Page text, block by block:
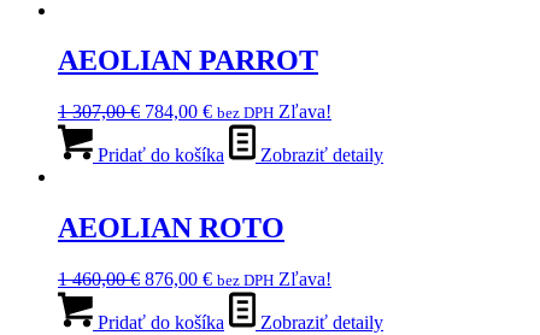
AEOLIAN PARROT
1 307,00€ Pôvodná
bola:
784,00 €Aktuálna
cena
je:
bez DPH Zľava!
Pridať do košíka Zobraziť detaily
AEOLIAN ROTO
1 460,00€ Pôvodná
bola:
876,00 €Aktuálna
cena
je:
bez DPH Zľava!
Pridať do košíka Zobraziť detaily